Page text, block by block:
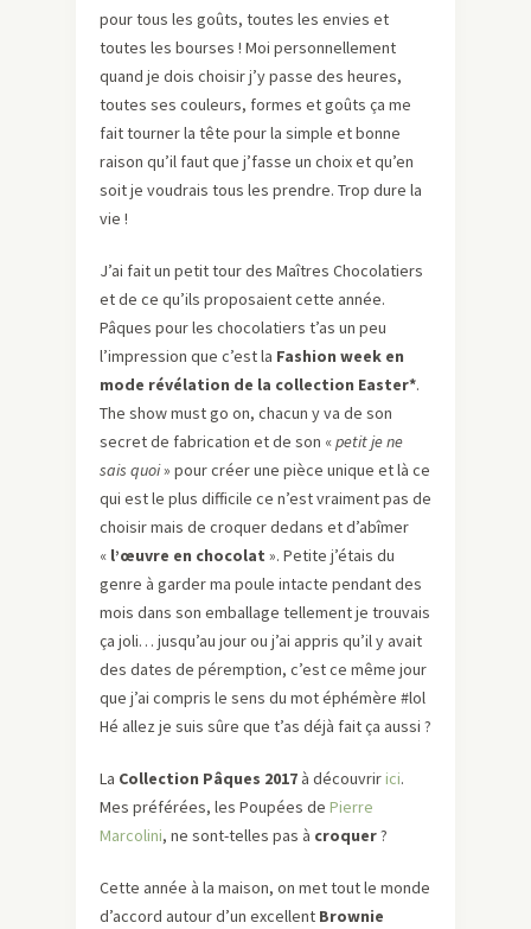
pour tous les goûts, toutes les envies et
toutes les bourses ! Moi personnellement
quand je dois choisir j’y passe des heures,
toutes ses couleurs, formes et goûts ça me
fait tourner la tête pour la simple et bonne
raison qu’il faut que j’fasse un choix et qu’en
soit je voudrais tous les prendre. Trop dure la
vie !
J’ai fait un petit tour des Maîtres Chocolatiers
et de ce qu’ils proposaient cette année.
Pâques pour les chocolatiers t’as un peu
l’impression que c’est la Fashion week en
mode révélation de la collection Easter*.
The show must go on, chacun y va de son
secret de fabrication et de son «petit je ne
sais quoi» pour créer une pièce unique et là ce
qui est le plus difficile ce n’est vraiment pas de
choisir mais de croquer dedans et d’abîmer
« l’œuvre en chocolat ». Petite j’étais du
genre à garder ma poule intacte pendant des
mois dans son emballage tellement je trouvais
ça joli… jusqu’au jour ou j’ai appris qu’il y avait
des dates de péremption, c’est ce même jour
que j’ai compris le sens du mot éphémère #lol
Hé allez je suis sûre que t’as déjà fait ça aussi ?
La Collection Pâques 2017 à découvririci.
Mes préférées, les Poupées de Pierre
Marcolini, ne sont-telles pas à croquer?
Cette année à la maison, on met tout le monde
d’accord autour d’un excellent Brownie